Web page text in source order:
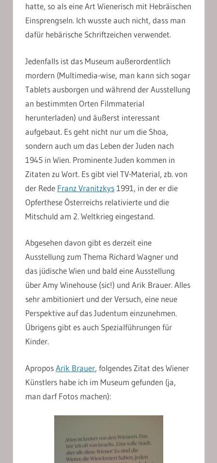
hatte, so als eine Art Wienerisch mit Hebräischen
Einsprengseln. Ich wusste auch nicht, dass man
dafür hebärische Schriftzeichen verwendet.
Jedenfalls ist das Museum außerordentlich
mordern (Multimedia-wise, man kann sich sogar
Tablets ausborgen und während der Ausstellung
an bestimmten Orten Filmmaterial
herunterladen) und äußerst interessant
aufgebaut. Es geht nicht nur um die Shoa,
sondern auch um das Leben der Juden nach
1945 in Wien. Prominente Juden kommen in
Zitaten zu Wort. Es gibt viel TV-Material, zb. von
der Rede Franz Vranitzkys1991, in der er die
Opferthese Österreichs relativierte und die
Mitschuld am 2. Weltkrieg eingestand.
Abgesehen davon gibt es derzeit eine
Ausstellung zum Thema Richard Wagner und
das jüdische Wien und bald eine Ausstellung
über Amy Winehouse (sic!) und Arik Brauer. Alles
sehr ambitioniert und der Versuch, eine neue
Perspektive auf das Judentum einzunehmen.
Übrigens gibt es auch Spezialführungen für
Kinder.
AproposArik Brauer, folgendes Zitat des Wiener
Künstlers habe ich im Museum gefunden (ja,
man darf Fotos machen):